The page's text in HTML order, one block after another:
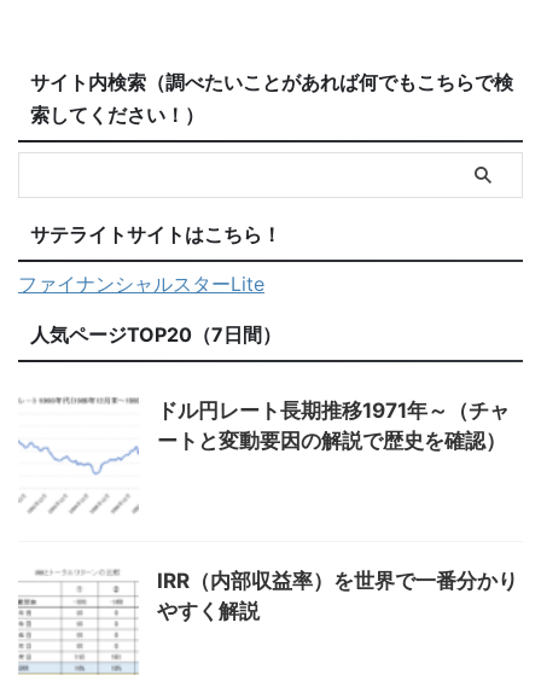
サイト内検索（調べたいことがあれば何でもこちらで検
索してください！）
サテライトサイトはこちら！
ファイナンシャルスターLite
人気ページTOP20（7日間）
ドル円レート長期推移1971年～（チャ
ートと変動要因の解説で歴史を確認）
IRR（内部収益率）を世界で一番分かり
やすく解説